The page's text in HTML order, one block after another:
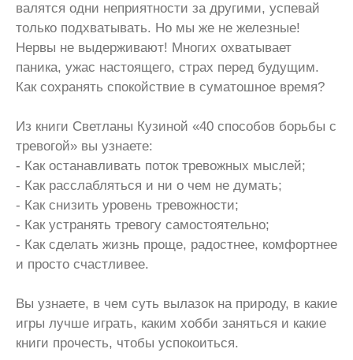
валятся одни неприятности за другими, успевай
только подхватывать. Но мы же не железные!
Нервы не выдерживают! Многих охватывает
паника, ужас настоящего, страх перед будущим.
Как сохранять спокойствие в суматошное время?
Из книги Светланы Кузиной «40 способов борьбы с
тревогой» вы узнаете:
- Как останавливать поток тревожных мыслей;
- Как расслабляться и ни о чем не думать;
- Как снизить уровень тревожности;
- Как устранять тревогу самостоятельно;
- Как сделать жизнь проще, радостнее, комфортнее
и просто счастливее.
Вы узнаете, в чем суть вылазок на природу, в какие
игры лучше играть, каким хобби заняться и какие
книги прочесть, чтобы успокоиться.